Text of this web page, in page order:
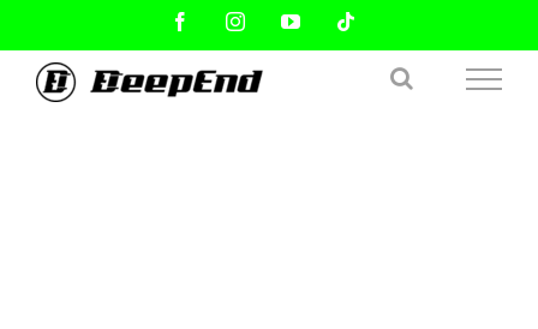
content
FacebookInstagramYouTube